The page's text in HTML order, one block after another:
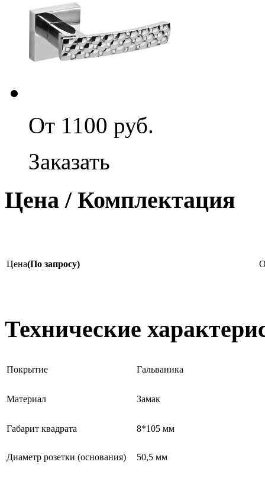
От 1100 руб.
Заказать
Цена / Комплектация
Цена(По запросу)
Технические
Покрытие Гальваника
Материал Замак
Габарит квадрата 8*105 мм
Диаметр розетки (основания) 50,5 мм